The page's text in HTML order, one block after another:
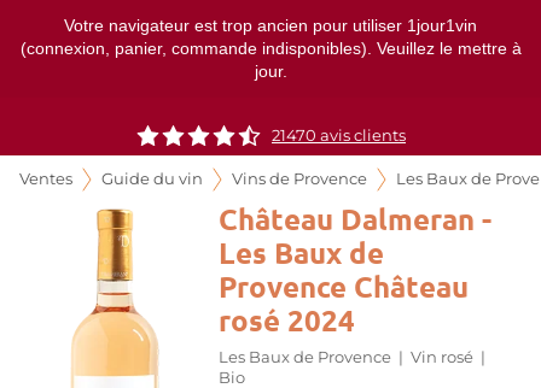
Votre navigateur est trop ancien pour utiliser 1jour1vin
(connexion, panier, commande indisponibles). Veuillez le mettre à
jour.
21470 avis clients
Ventes Guide du vin Vins de Provence Les Baux de
Château Dalmeran -
Les Baux de
Provence Château
rosé 2024
Les Baux de Provence | Vin rosé |
Bio